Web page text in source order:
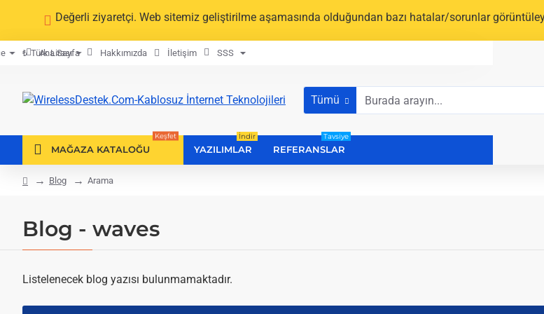
Değerli ziyaretçi. Web sitemiz geliştirilme aşamasında olduğundan bazı hatalar/sorunlar
Ana Sayfa Hakkımızda İletişim SSS
₺ Türk Lirası
Tümü
Burada
MAĞAZA KATALOĞU
Keşfet
YAZILIMLAR
İndir
REFERANSLAR
Tavsiye
Blog - waves
Blog Arama
Listelenecek blog yazısı bulunmamaktadır.